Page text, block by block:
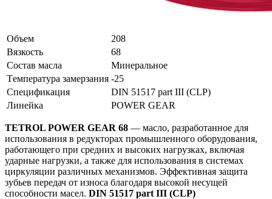
Объем
208
Вязкость
68
Состав масла
Минеральное
Tемпература замерзания -25
Спецификация
DIN 51517 part III (CLP)
Линейка
POWER GEAR
TETROL POWER GEAR 68 — масло, разработанное для
использования в редукторах промышленного оборудования,
работающего при средних и высоких нагрузках, включая
ударные нагрузки, а также для использования в системах
циркуляции различных механизмов. Эффективная защита
зубьев передач от износа благодаря высокой несущей
способности масел. DIN 51517 part III (CLP)